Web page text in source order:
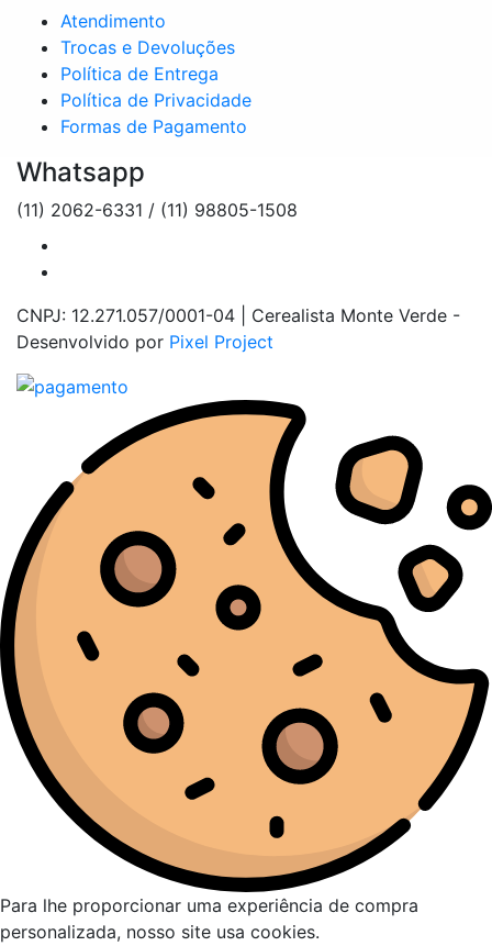
Atendimento
Trocas e Devoluções
Política de Entrega
Política de Privacidade
Formas de Pagamento
Whatsapp
(11) 2062-6331 / (11) 98805-1508
CNPJ: 12.271.057/0001-04 | Cerealista Monte Verde -
Desenvolvido por Pixel Project
Para lhe proporcionar uma experiência de compra
personalizada, nosso site usa cookies.